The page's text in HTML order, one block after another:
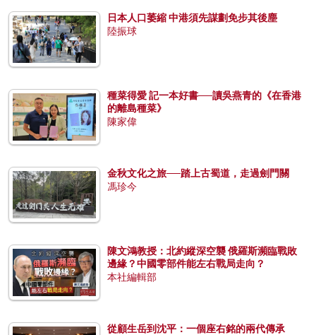
日本人口萎縮 中港須先謀劃免步其後塵
陸振球
種菜得愛 記一本好書──讀吳燕青的《在香港
的離島種菜》
陳家偉
金秋文化之旅──踏上古蜀道，走過劍門關
馮珍今
陳文鴻教授：北約縱深空襲 俄羅斯瀕臨戰敗
邊緣？中國零部件能左右戰局走向？
本社編輯部
從顧生岳到沈平：一個座右銘的兩代傳承